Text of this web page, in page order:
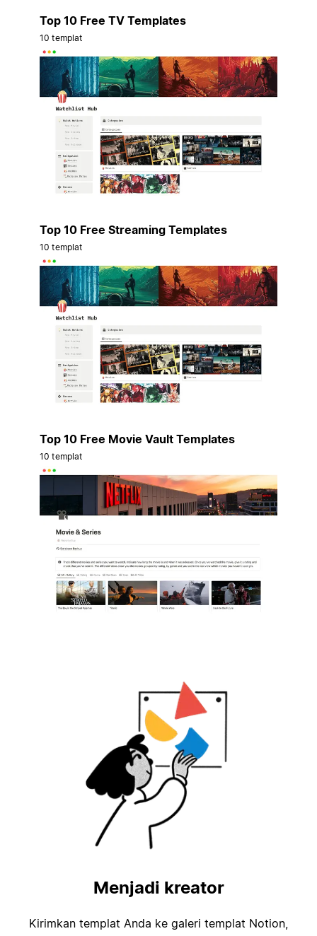
Top 10 Free TV Templates
10 templat
Top 10 Free Streaming Templates
10 templat
Top 10 Free Movie Vault Templates
10 templat
Menjadi kreator
Kirimkan templat Anda ke galeri templat Notion,